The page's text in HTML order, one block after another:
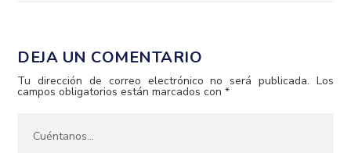
DEJA UN COMENTARIO
Tu dirección de correo electrónico no será publicada. Los
campos obligatorios están marcados con*